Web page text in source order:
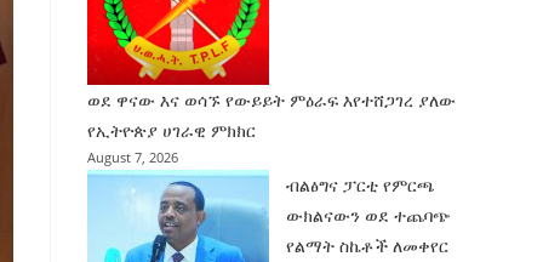
ወደ ዋናው እና ወሳኙ የውይይት ምዕራፍ እየተሸጋገረ ያለው
የኢትዮጵያ ሀገራዊ ምክክር
August 7, 2026
ብልፅግና ፓርቲ የምርጫ
ውክልናውን ወደ ተጨባጭ
የልማት ስኬቶች ለመቀየር